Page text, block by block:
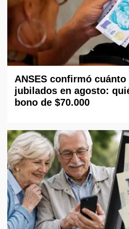
ANSES confirmó
jubilados en agosto:
bono de $70.000